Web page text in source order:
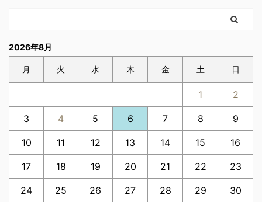
2026年8月
月 火 水 木 金 土 日
1 2
3 4 5 6 7 8 9
10 11 12 13 14 15 16
17 18 19 20 21 22 23
24 25 26 27 28 29 30